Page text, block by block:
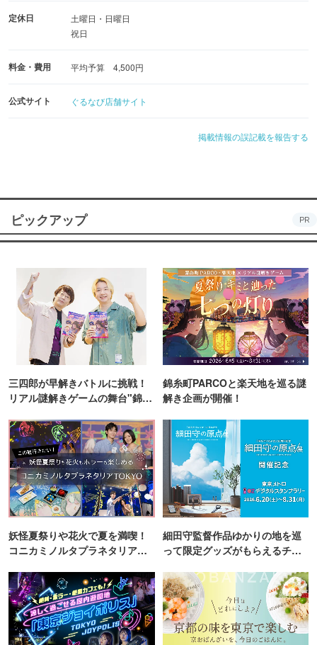
定休日
土曜日・日曜日
祝日
料金・費用 平均予算 4,500円
公式サイト ぐるなび店舗サイト
掲載情報の誤記載を報告する
ピックアップ PR
三四郎が早解きバトルに挑戦！
リアル謎解きゲームの舞台"錦糸
錦糸町PARCOと楽天地を巡る謎
解き企画が開催！
妖怪夏祭りや花火で夏を満喫！
コニカミノルタプラネタリア
細田守監督作品ゆかりの地を巡
って限定グッズがもらえるチャ